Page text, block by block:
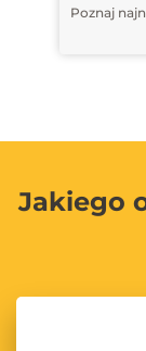
Poznaj
Jakiego